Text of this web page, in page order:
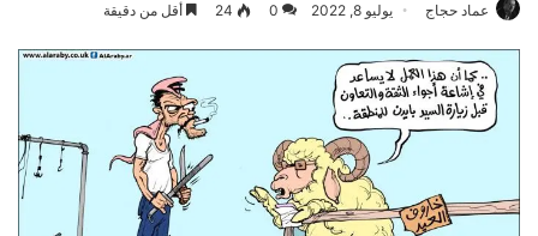
عماد حجاج يوليو 8, 2022 0
24 أقل من دقيقة